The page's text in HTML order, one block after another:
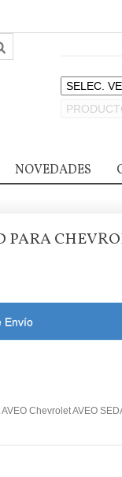
NOVEDADES
PARA
Envío
Chevrolet AVEO